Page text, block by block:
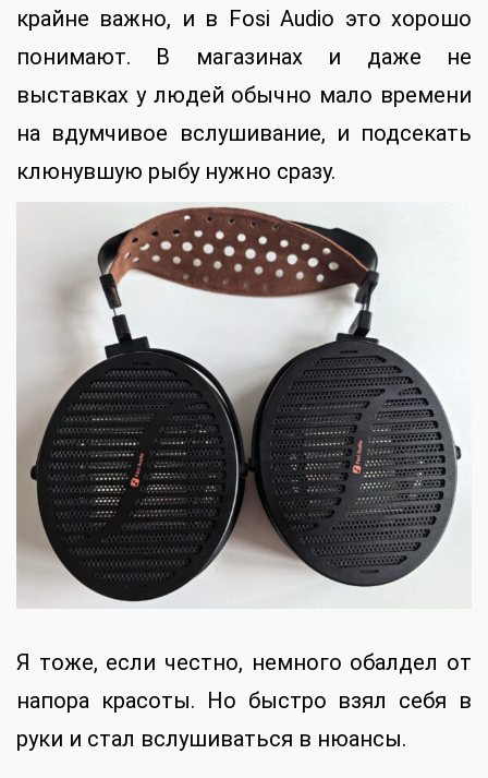
крайне важно, и в Fosi Audio это хорошо
понимают. В магазинах и даже не
выставках у людей обычно мало времени
на вдумчивое вслушивание, и подсекать
клюнувшую рыбу нужно сразу.
Я тоже, если честно, немного обалдел от
напора красоты. Но быстро взял себя в
руки и стал вслушиваться в нюансы.